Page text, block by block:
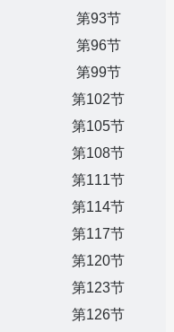
第93节
第96节
第99节
第102节
第105节
第108节
第111节
第114节
第117节
第120节
第123节
第126节